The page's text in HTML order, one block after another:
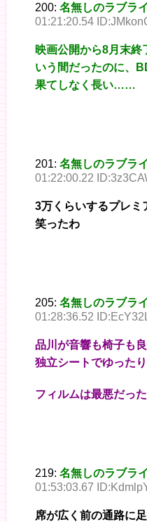
200: 名無しのラブラ
01:21:20.54
映画公開から8月末終
いう間だったのに、
果てしなく長い……
201: 名無しのラブラ
01:22:00.22
3万くらいするプレミ
笑ったわ
205: 名無しのラブラ
01:28:36.52
品川が音響も椅子も
独立シートでゆったり
フィルムは最悪だった
219: 名無しのラブラ
01:53:03.67
席が広く前の通路に